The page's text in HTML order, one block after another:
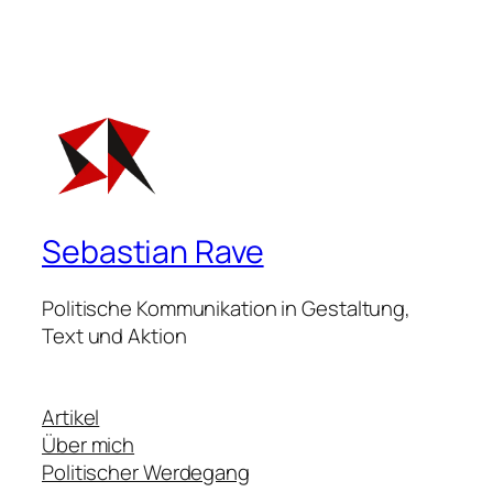
Sebastian Rave
Politische Kommunikation in Gestaltung,
Text und Aktion
Artikel
Über mich
Politischer Werdegang